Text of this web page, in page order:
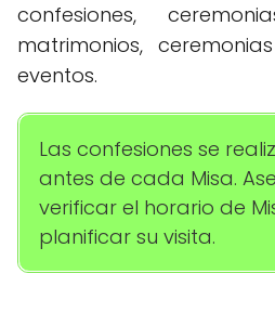
confesiones,
matrimonios,
eventos.
Las confesiones se
antes de cada Misa.
verificar el horario de
planificar su visita.